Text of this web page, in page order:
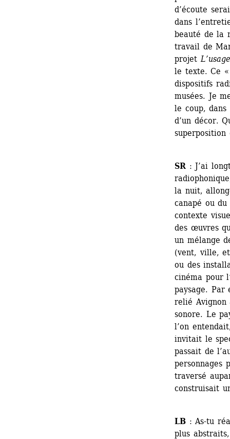
d’écoute
dans
beauté de la
travail de
projet
le texte. Ce
dispositifs
musées. Je
le coup,
d’un décor.
superposition
SR : J’ai
la nuit,
canapé ou
contexte
des œuvres
un mélange
(vent, ville,
ou des
cinéma pour
paysage. Par
relié Avignon
sonore. Le
l’on
invitait le
passait de
personnages
traversé
construisait
LB : As-tu
plus